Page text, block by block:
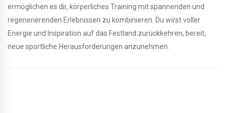
ermöglichen es dir, körperliches Training mit spannenden und
regenerierenden Erlebnissen zu kombinieren. Du wirst voller
Energie und Inspiration auf das Festland zurückkehren, bereit,
neue sportliche Herausforderungen anzunehmen.